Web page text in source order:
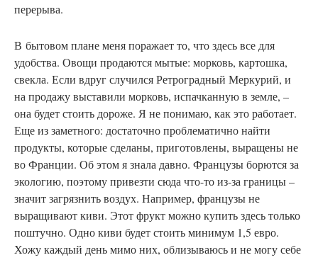
перерыва.
В бытовом плане меня поражает то, что здесь все для
удобства. Овощи продаются мытые: морковь, картошка,
свекла. Если вдруг случился Ретроградный Меркурий, и
на продажу выставили морковь, испачканную в земле, –
она будет стоить дороже. Я не понимаю, как это работает.
Еще из заметного: достаточно проблематично найти
продукты, которые сделаны, приготовлены, выращены не
во Франции. Об этом я знала давно. Французы борются за
экологию, поэтому привезти сюда что-то из-за границы –
значит загрязнить воздух. Например, французы не
выращивают киви. Этот фрукт можно купить здесь только
поштучно. Одно киви будет стоить минимум 1,5 евро.
Хожу каждый день мимо них, облизываюсь и не могу себе